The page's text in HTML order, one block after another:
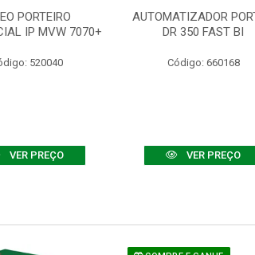
PORTEIRO
IP MVW 7070+
520040
VER PREÇO
AUTOMATIZADOR
DR 350 FAST BI
Código: 660168
VER PREÇO